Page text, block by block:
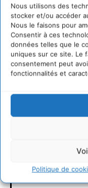
Nous utilisons des
stocker et/ou accéder
Nous le faisons pour
Consentir à ces
données telles que le
uniques sur ce site. Le
consentement peut
fonctionnalités et
Politique de
LAISSER UN
CONNECTER